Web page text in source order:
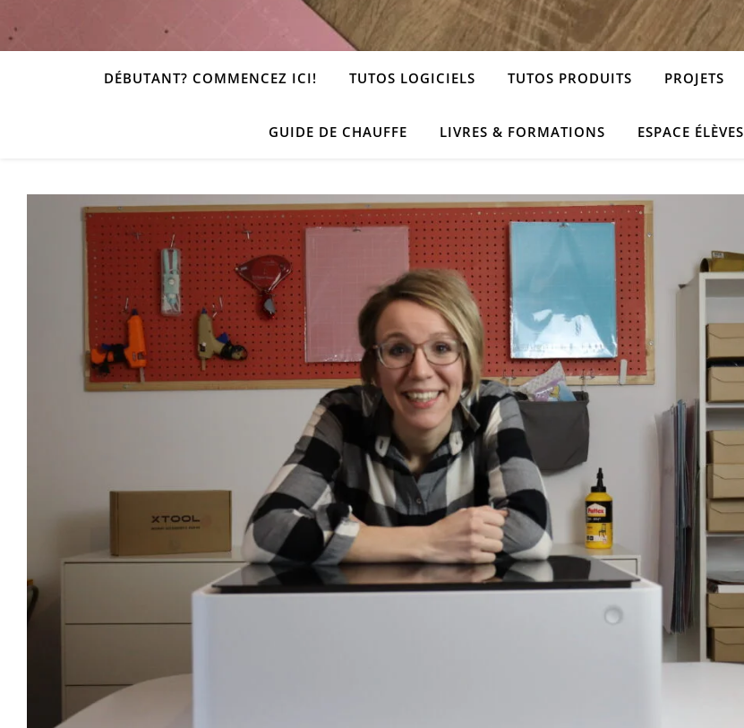
DÉBUTANT? COMMENCEZ ICI! TUTOS LOGICIELS TUTOS PRODUITS PROJETS
GUIDE DE CHAUFFE LIVRES & FORMATIONS ESPACE ÉLÈVES